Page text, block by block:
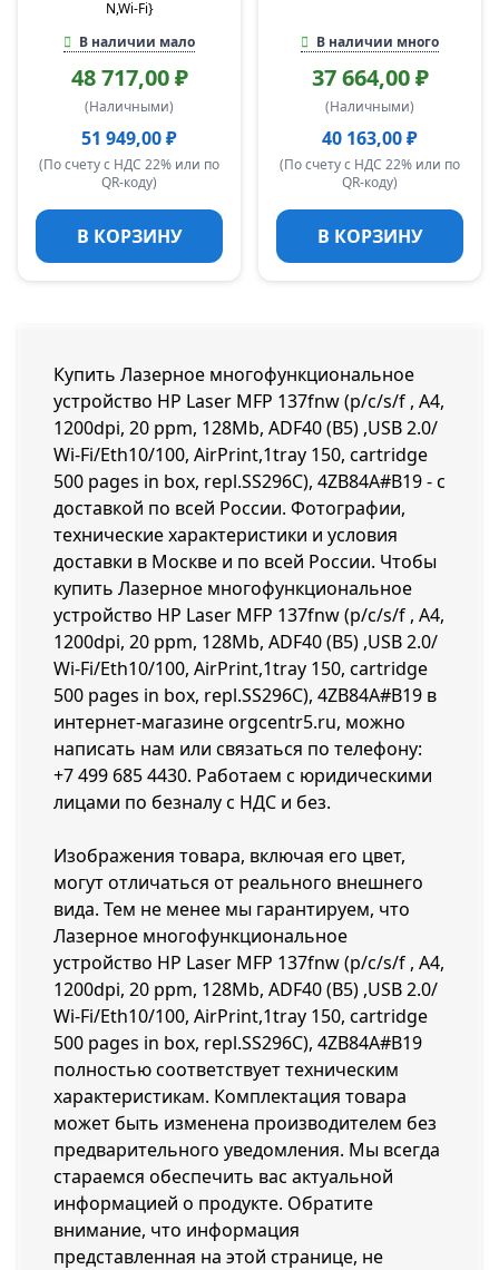
N,Wi-Fi}
В наличии мало
48 717,00 ₽
(Наличными)
51 949,00 ₽
(По счету с НДС 22% или по
QR-коду)
В КОРЗИНУ
В наличии много
37 664,00 ₽
(Наличными)
40 163,00 ₽
(По счету с НДС 22% или по
QR-коду)
В КОРЗИНУ
Купить Лазерное многофункциональное
устройство HP Laser MFP 137fnw (p/c/s/f , A4,
1200dpi, 20 ppm, 128Mb, ADF40 (B5) ,USB 2.0/
Wi-Fi/Eth10/100, AirPrint,1tray 150, cartridge
500 pages in box, repl.SS296C), 4ZB84A#B19 - с
доставкой по всей России. Фотографии,
технические характеристики и условия
доставки в Москве и по всей России. Чтобы
купить Лазерное многофункциональное
устройство HP Laser MFP 137fnw (p/c/s/f , A4,
1200dpi, 20 ppm, 128Mb, ADF40 (B5) ,USB 2.0/
Wi-Fi/Eth10/100, AirPrint,1tray 150, cartridge
500 pages in box, repl.SS296C), 4ZB84A#B19 в
интернет-магазине orgcentr5.ru, можно
написать нам или связаться по телефону:
+7 499 685 4430. Работаем с юридическими
лицами по безналу с НДС и без.
Изображения товара, включая его цвет,
могут отличаться от реального внешнего
вида. Тем не менее мы гарантируем, что
Лазерное многофункциональное
устройство HP Laser MFP 137fnw (p/c/s/f , A4,
1200dpi, 20 ppm, 128Mb, ADF40 (B5) ,USB 2.0/
Wi-Fi/Eth10/100, AirPrint,1tray 150, cartridge
500 pages in box, repl.SS296C), 4ZB84A#B19
полностью соответствует техническим
характеристикам. Комплектация товара
может быть изменена производителем без
предварительного уведомления. Мы всегда
стараемся обеспечить вас актуальной
информацией о продукте. Обратите
внимание, что информация
представленная на этой странице, не